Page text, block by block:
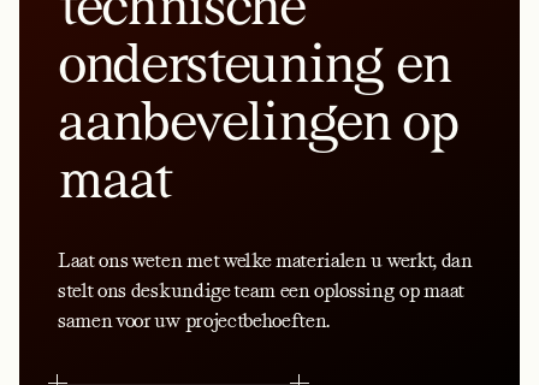
ondersteuning en
aanbevelingen op
maat
Laat ons weten met welke materialen u werkt, dan
stelt ons deskundige team een oplossing op maat
samen voor uw projectbehoeften.